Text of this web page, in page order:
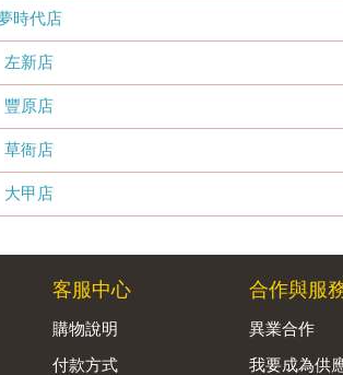
時代店
左新店
豐原店
草衙店
大甲店
客服中心
購物說明
付款方式
合作與服
異業合作
我要成為供